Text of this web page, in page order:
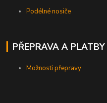
Podélné nosiče
PŘEPRAVA A PLATBY
Možnosti přepravy